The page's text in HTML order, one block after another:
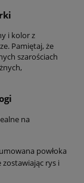
i kolor z
Pamiętaj, że
szarościach
na
powłoka
rys i